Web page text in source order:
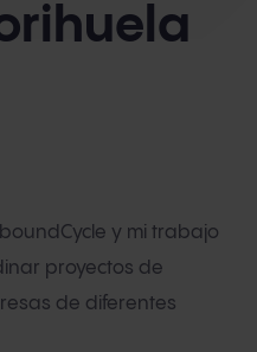
y mi trabajo
proyectos de
de diferentes